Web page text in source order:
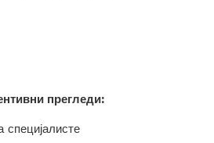
прегледи:
специјалисте